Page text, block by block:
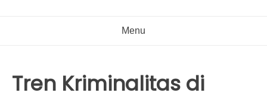
Menu
Tren Kriminalitas di